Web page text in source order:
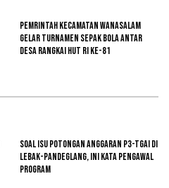
Pemrintah kecamatan Wanasalam
Gelar Turnamen Sepak Bola Antar
Desa Rangkai HUT RI ke-81
Soal Isu Potongan Anggaran P3-TGAI di
Lebak-Pandeglang, Ini Kata Pengawal
Program